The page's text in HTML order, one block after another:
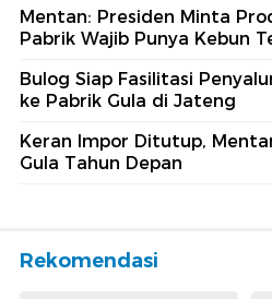
Mentan: Presiden Minta
Pabrik Wajib Punya Kebun
Bulog Siap Fasilitasi
ke Pabrik Gula di Jateng
Keran Impor Ditutup,
Gula Tahun Depan
Rekomendasi